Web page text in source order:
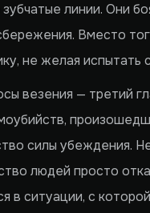
линии. Они
Вместо
не желая испытать
везения — третий
силы убеждения.
людей просто
в ситуации, с